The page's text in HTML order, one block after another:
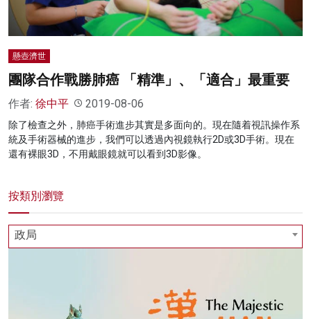
關於我們
懸壺濟世
團隊合作戰勝肺癌 「精準」、「適合」最重要
作者: 徐中平 2019-08-06
除了檢查之外，肺癌手術進步其實是多面向的。現在隨着視訊操作系
統及手術器械的進步，我們可以透過內視鏡執行2D或3D手術。現在
還有裸眼3D，不用戴眼鏡就可以看到3D影像。
按類別瀏覽
政局